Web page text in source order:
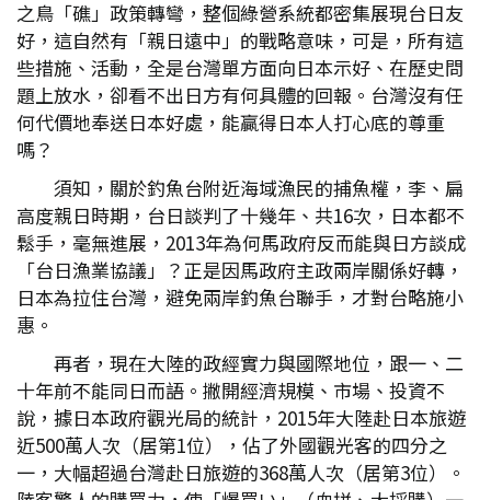
之鳥「礁」政策轉彎，整個綠營系統都密集展現台日友
好，這自然有「親日遠中」的戰略意味，可是，所有這
些措施、活動，全是台灣單方面向日本示好、在歷史問
題上放水，卻看不出日方有何具體的回報。台灣沒有任
何代價地奉送日本好處，能贏得日本人打心底的尊重
嗎？
須知，關於釣魚台附近海域漁民的捕魚權，李、扁
高度親日時期，台日談判了十幾年、共16次，日本都不
鬆手，毫無進展，2013年為何馬政府反而能與日方談成
「台日漁業協議」？正是因馬政府主政兩岸關係好轉，
日本為拉住台灣，避免兩岸釣魚台聯手，才對台略施小
惠。
再者，現在大陸的政經實力與國際地位，跟一、二
十年前不能同日而語。撇開經濟規模、市場、投資不
說，據日本政府觀光局的統計，2015年大陸赴日本旅遊
近500萬人次（居第1位），佔了外國觀光客的四分之
一，大幅超過台灣赴日旅遊的368萬人次（居第3位）。